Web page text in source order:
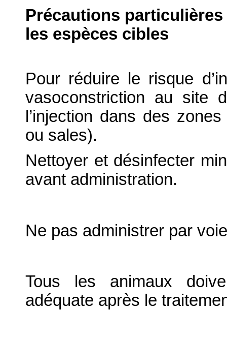
Précautions
les espèces cibles
Pour réduire le risque
vasoconstriction au site
l’injection dans des
ou sales).
Nettoyer et désinfecter
avant administration.
Ne pas administrer par
Tous les animaux
adéquate après le